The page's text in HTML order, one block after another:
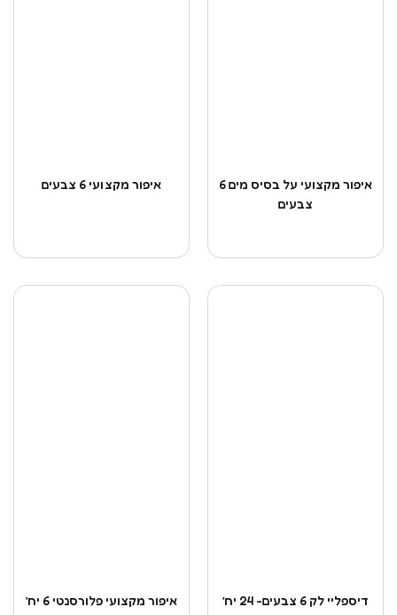
איפור מקצועי 6 צבעים
איפור מקצועי על בסיס מים 6
צבעים
איפור מקצועי פלורסנטי 6 יח’ דיספליי לק 6 צבעים- 24 יח’